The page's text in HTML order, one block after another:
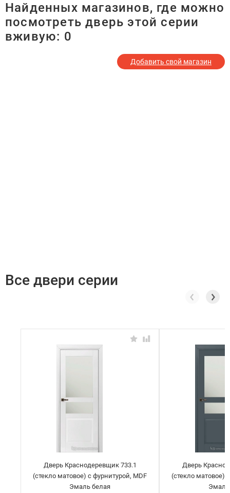
Найденных магазинов, где можно
посмотреть дверь этой серии
вживую: 0
Добавить свой магазин
Все двери серии
Дверь Краснодеревщик 733.1
(стекло матовое) с фурнитурой, MDF
Эмаль белая
Дверь
(стекло матовое)
Эмаль